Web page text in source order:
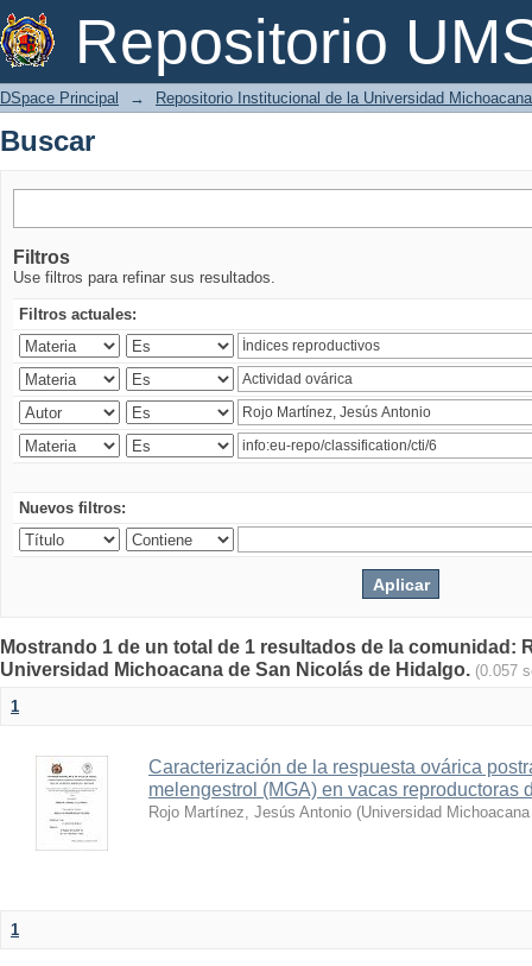
Repositorio
Buscar
DSpace Principal → Repositorio Institucional de la Universidad
Buscar
Filtros
Use filtros para refinar sus resultados.
Filtros actuales:
Nuevos filtros:
Mostrando 1 de un total de 1 resultados de la comunidad:
Universidad Michoacana de San Nicolás de Hidalgo. (0.057
1
Caracterización de la respuesta ovárica
melengestrol (MGA) en vacas reproductoras
Rojo Martínez, Jesús Antonio (Universidad
1